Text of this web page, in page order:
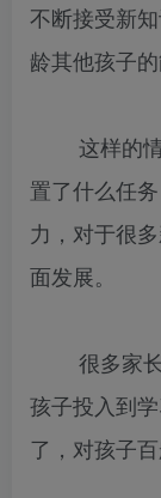
不断接受新
龄其他孩子的
这样的情
置了什么任
力，对于很
面发展。
很多家长
孩子投入到
了，对孩子百